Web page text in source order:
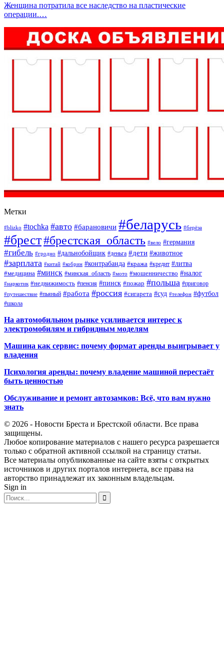
Женщина потратила все наследство на пластические
операции.…
Метки
#blizko #tochka #авто #барановичи #беларусь #берёза
#брест#брестская_область #вело #германия
#гибель #гродно #дальнобойщик #деньга #дети #животное
#зарплата #китай #кобрин #контрабанда #кража #кредит #литва
#медицина #минск #минская_область #мото #мошенничество #налог
#наркотик #недвижимость #пенсия #пинск #пожар #польша #приговор
#путешествие #пьяный #работа #россия #сигарета #суд #телефон #футбол
#школа
На автомобильном рынке усиливается интерес к
электромобилям и гибридным моделям
Машина как сервис: почему формат аренды выигрывает у
владения
Психология аренды: почему владение машиной перестаёт
быть ценностью
Обслуживание и ремонт автозамков: Всё, что вам нужно
знать
© 2026 - Новости Бреста и Брестской области. Все права
защищены.
Любое копирование материалов с нашего ресурса разрешается
только с обратной активной ссылкой на страницу статьи.
Все материалы опубликованные на сайте взяты с открытых
источников и других порталов интернета, все права на
авторство принадлежат их законным владельцам.
Sign in